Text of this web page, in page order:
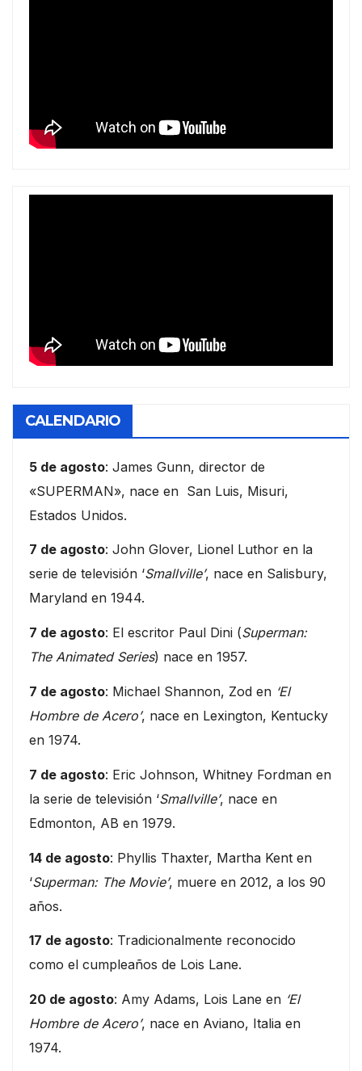
CALENDARIO
5 de agosto: James Gunn, director de
«SUPERMAN», nace en San Luis, Misuri,
Estados Unidos.
7 de agosto: John Glover, Lionel Luthor en la
serie de televisión ‘Smallville’, nace en Salisbury,
Maryland en 1944.
7 de agosto: El escritor Paul Dini (Superman:
The Animated Series) nace en 1957.
7 de agosto: Michael Shannon, Zod en ‘El
Hombre de Acero’, nace en Lexington, Kentucky
en 1974.
7 de agosto: Eric Johnson, Whitney Fordman en
la serie de televisión ‘Smallville’, nace en
Edmonton, AB en 1979.
14 de agosto: Phyllis Thaxter, Martha Kent en
‘Superman: The Movie’, muere en 2012, a los 90
años.
17 de agosto: Tradicionalmente reconocido
como el cumpleaños de Lois Lane.
20 de agosto: Amy Adams, Lois Lane en ‘El
Hombre de Acero’, nace en Aviano, Italia en
1974.